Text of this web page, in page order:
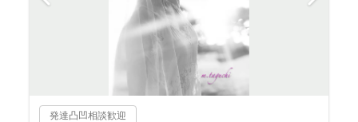
発達凸凹相談歓迎